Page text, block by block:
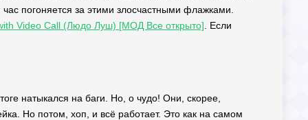
погоняется за этими злосчастными флажками.
Video Call (Людо Луш) [МОД Все открыто] . Если
натыкался на баги. Но, о чудо! Они, скорее,
Но потом, хоп, и всё работает. Это как на самом